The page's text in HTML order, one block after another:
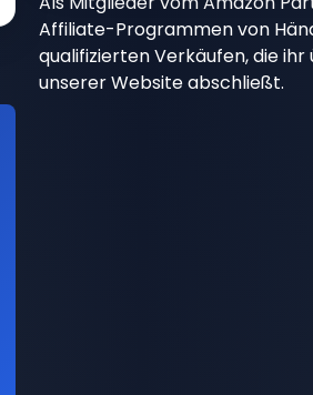
Affiliate-Programmen von
qualifizierten Verkäufen, die
unserer Website abschließt.